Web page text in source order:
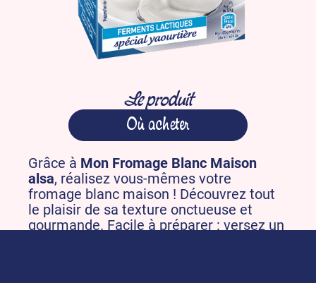
Le produit
Où acheter
Grâce à Mon Fromage Blanc Maison
alsa, réalisez vous-mêmes votre
fromage blanc maison ! Découvrez tout
le plaisir de sa texture onctueuse et
gourmande. Facile à préparer : versez un